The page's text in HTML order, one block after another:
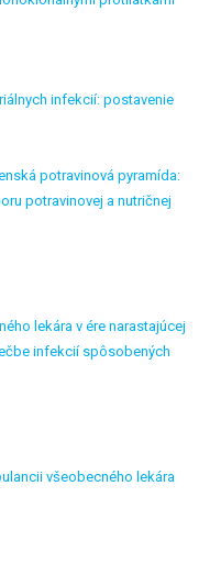
infekcií: postavenie
potravinová pyramída:
potravinovej a nutričnej
lekára v ére narastajúcej
infekcií spôsobených
všeobecného lekára